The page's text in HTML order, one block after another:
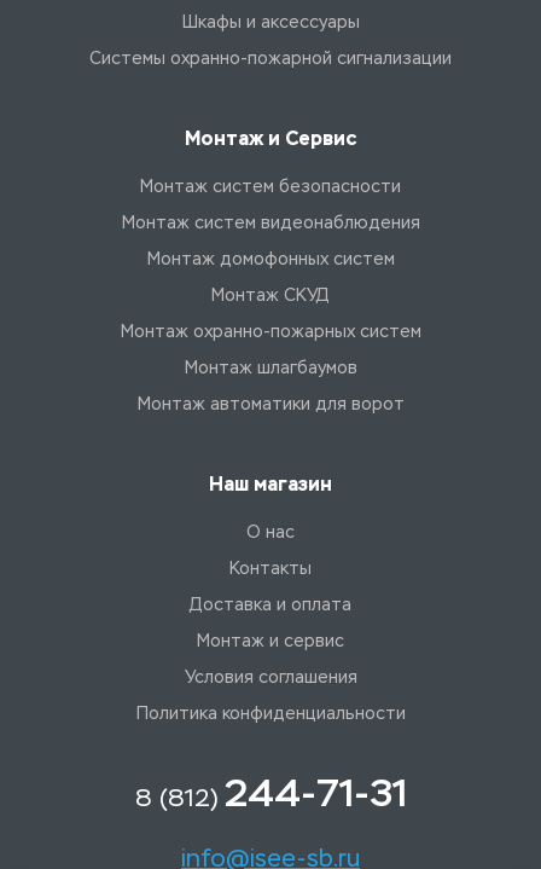
Шкафы и аксессуары
Системы охранно-пожарной сигнализации
Монтаж и Сервис
Монтаж систем безопасности
Монтаж систем видеонаблюдения
Монтаж домофонных систем
Монтаж СКУД
Монтаж охранно-пожарных систем
Монтаж шлагбаумов
Монтаж автоматики для ворот
Наш магазин
О нас
Контакты
Доставка и оплата
Монтаж и сервис
Условия соглашения
Политика конфиденциальности
8 (812) 244-71-31
info@isee-sb.ru